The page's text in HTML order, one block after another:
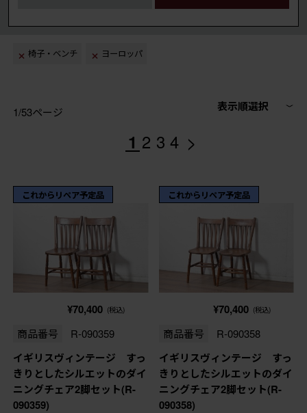
椅子・ベンチ ヨーロッパ
1/53ページ 表示順選択
1 2 3 4 >
これからリペア予定品
¥70,400 (税込)
商品番号 R-090359
イギリスヴィンテージ すっ
きりとしたシルエットのダイ
ニングチェア2脚セット(R-
090359)
これからリペア予定品
¥70,400 (税込)
商品番号 R-090358
イギリスヴィンテージ すっ
きりとしたシルエットのダイ
ニングチェア2脚セット(R-
090358)